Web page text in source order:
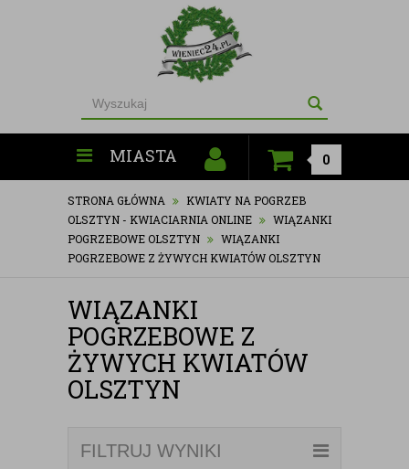
MIASTA 0
STRONA GŁÓWNA
KWIATY NA POGRZEB
OLSZTYN - KWIACIARNIA ONLINE
WIĄZANKI
POGRZEBOWE OLSZTYN
WIĄZANKI
POGRZEBOWE Z ŻYWYCH KWIATÓW OLSZTYN
WIĄZANKI
POGRZEBOWE Z
ŻYWYCH KWIATÓW
OLSZTYN
FILTRUJ WYNIKI